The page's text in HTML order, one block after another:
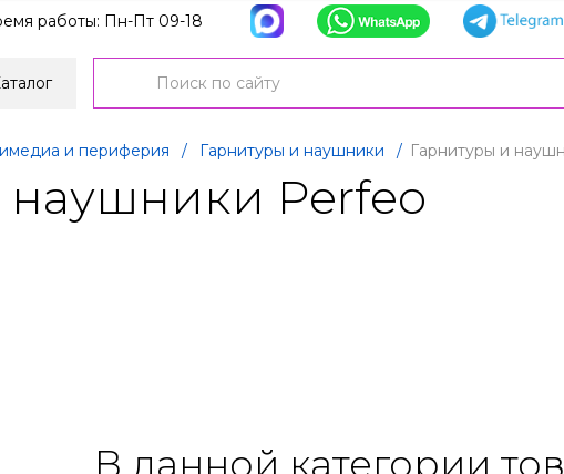
работы: Пн-Пт 09-18
и периферия / Гарнитуры и наушники / Гарнитуры и
Perfeo
В данной категории